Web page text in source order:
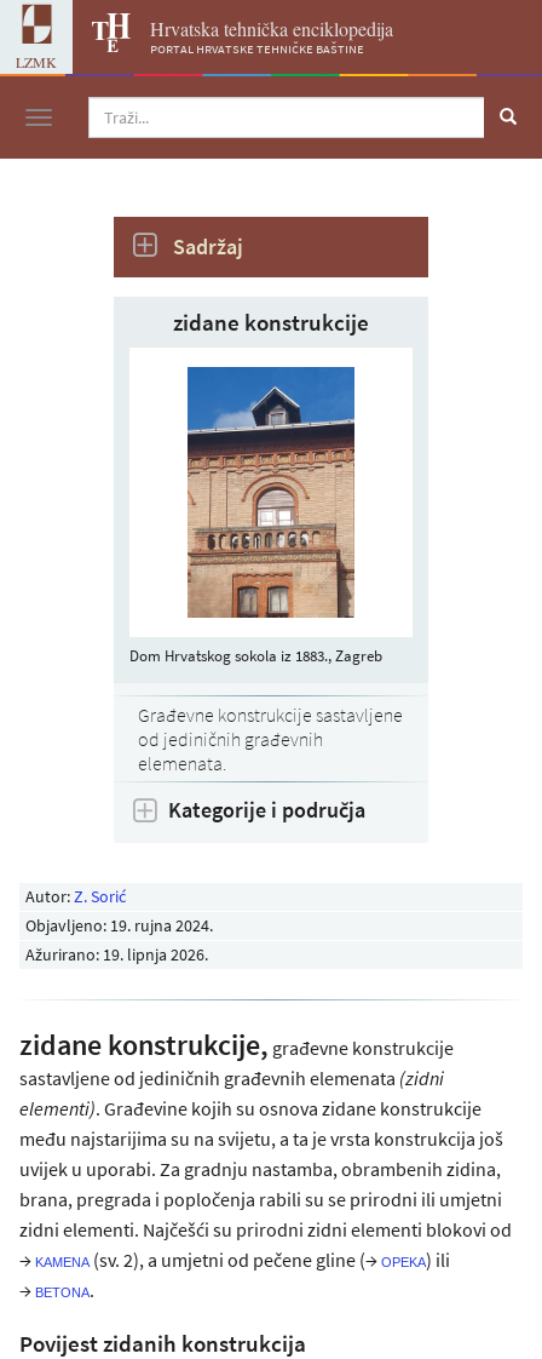
LZMK
Hrvatska tehnička enciklopedija
portal hrvatske tehničke baštine
Navigacija
Autor:Z. Sorić
Objavljeno: 19. rujna 2024.
Ažurirano: 19. lipnja 2026.
zidane konstrukcije, građevne konstrukcije
sastavljene od jediničnih građevnih elemenata (zidni
elementi). Građevine kojih su osnova zidane konstrukcije
među najstarijima su na svijetu, a ta je vrsta konstrukcija još
uvijek u uporabi. Za gradnju nastamba, obrambenih zidina,
brana, pregrada i popločenja rabili su se prirodni ili umjetni
zidni elementi. Najčešći su prirodni zidni elementi blokovi od
→ kamena (sv. 2), a umjetni od pečene gline (→opeka) ili
→ betona.
Povijest zidanih konstrukcija
Sadržaj
zidane konstrukcije
Dom Hrvatskog sokola iz 1883., Zagreb
Građevne konstrukcije sastavljene
od jediničnih građevnih
elemenata.
Kategorije i područja